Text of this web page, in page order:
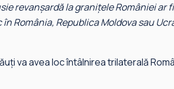
revanșardă la granițele României ar
România, Republica Moldova sau
va avea loc întâlnirea trilaterală